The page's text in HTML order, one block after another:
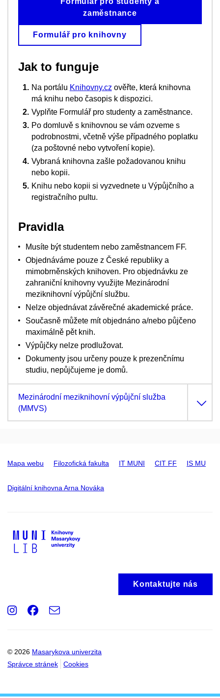
zaměstnance
Formulář pro knihovny
Jak to funguje
Na portálu Knihovny.cz ověřte, která knihovna
má knihu nebo časopis k dispozici.
Vyplňte Formulář pro studenty a zaměstnance.
Po domluvě s knihovnou se vám ozveme s
podrobnostmi, včetně výše případného poplatku
(za poštovné nebo vytvoření kopie).
Vybraná knihovna zašle požadovanou knihu
nebo kopii.
Knihu nebo kopii si vyzvednete u Výpůjčního a
registračního pultu.
Pravidla
Musíte být studentem nebo zaměstnancem FF.
Objednáváme pouze z České republiky a
mimobrněnských knihoven. Pro objednávku ze
zahraniční knihovny využijte Mezinárodní
meziknihovní výpůjční službu.
Nelze objednávat závěrečné akademické práce.
Současně můžete mít objednáno a/nebo půjčeno
maximálně pět knih.
Výpůjčky nelze prodlužovat.
Dokumenty jsou určeny pouze k prezenčnímu
studiu, nepůjčujeme je domů.
Mezinárodní meziknihovní výpůjční služba
(MMVS)
Mapa webu Filozofická fakulta IT MUNI CIT FF IS MU
Digitální knihovna Arna Nováka
Kontaktujte nás
© 2026 Masarykova univerzita
Správce stránek
Cookies
Instagram
Facebook
e-